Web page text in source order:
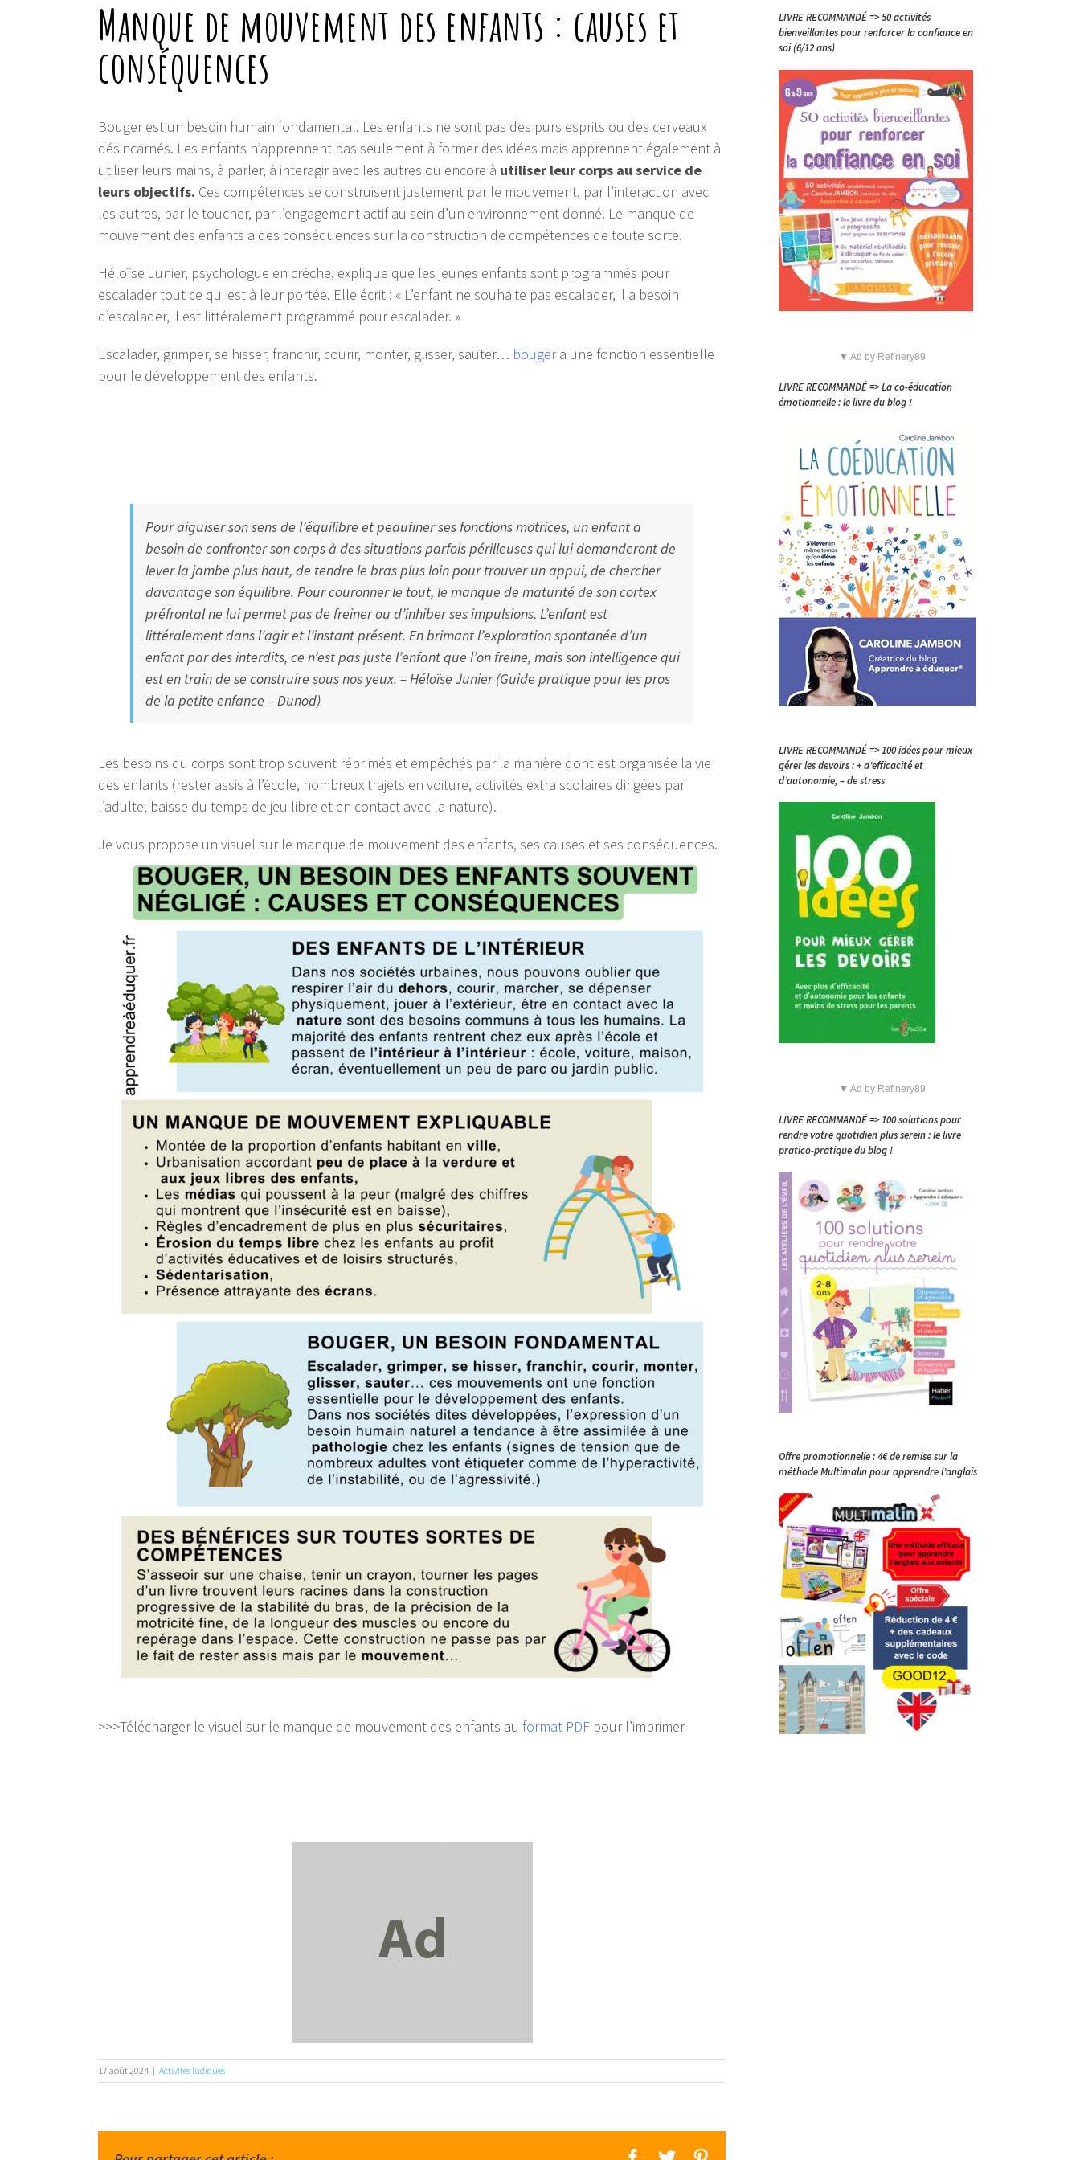
Manque de mouvement des enfants : causes et
conséquences
Bouger est un besoin humain fondamental. Les enfants ne sont pas des purs esprits ou des cerveaux
désincarnés. Les enfants n’apprennent pas seulement à former des idées mais apprennent également à
utiliser leurs mains, à parler, à interagir avec les autres ou encore à utiliser leur corps au service de
leurs objectifs. Ces compétences se construisent justement par le mouvement, par l’interaction avec
les autres, par le toucher, par l’engagement actif au sein d’un environnement donné. Le manque de
mouvement des enfants a des conséquences sur la construction de compétences de toute sorte.
Héloïse Junier, psychologue en crèche, explique que les jeunes enfants sont programmés pour
escalader tout ce qui est à leur portée. Elle écrit : « L’enfant ne souhaite pas escalader, il a besoin
d’escalader, il est littéralement programmé pour escalader. »
Escalader, grimper, se hisser, franchir, courir, monter, glisser, sauter… bougera une fonction essentielle
pour le développement des enfants.
Pour aiguiser son sens de l’équilibre et peaufiner ses fonctions motrices, un enfant a
besoin de confronter son corps à des situations parfois périlleuses qui lui demanderont de
lever la jambe plus haut, de tendre le bras plus loin pour trouver un appui, de chercher
davantage son équilibre. Pour couronner le tout, le manque de maturité de son cortex
préfrontal ne lui permet pas de freiner ou d’inhiber ses impulsions. L’enfant est
littéralement dans l’agir et l’instant présent. En brimant l’exploration spontanée d’un
enfant par des interdits, ce n’est pas juste l’enfant que l’on freine, mais son intelligence qui
est en train de se construire sous nos yeux. – Héloïse Junier (Guide pratique pour les pros
de la petite enfance – Dunod)
Les besoins du corps sont trop souvent réprimés et empêchés par la manière dont est organisée la vie
des enfants (rester assis à l’école, nombreux trajets en voiture, activités extra scolaires dirigées par
l’adulte, baisse du temps de jeu libre et en contact avec la nature).
Je vous propose un visuel sur le manque de mouvement des enfants, ses causes et ses conséquences.
>>>Télécharger le visuel sur le manque de mouvement des enfants au format PDF pour l’imprimer
17 août 2024 | Activités ludiques
LIVRE RECOMMANDÉ => 50 activités
bienveillantes pour renforcer la confiance en
soi (6/12 ans)
▼ Ad by Refinery89
LIVRE RECOMMANDÉ => La co-éducation
émotionnelle : le livre du blog !
LIVRE RECOMMANDÉ => 100 idées pour mieux
gérer les devoirs : + d’efficacité et
d’autonomie, – de stress
▼ Ad by Refinery89
LIVRE RECOMMANDÉ => 100 solutions pour
rendre votre quotidien plus serein : le livre
pratico-pratique du blog !
Offre promotionnelle : 4€ de remise sur la
méthode Multimalin pour apprendre l’anglais